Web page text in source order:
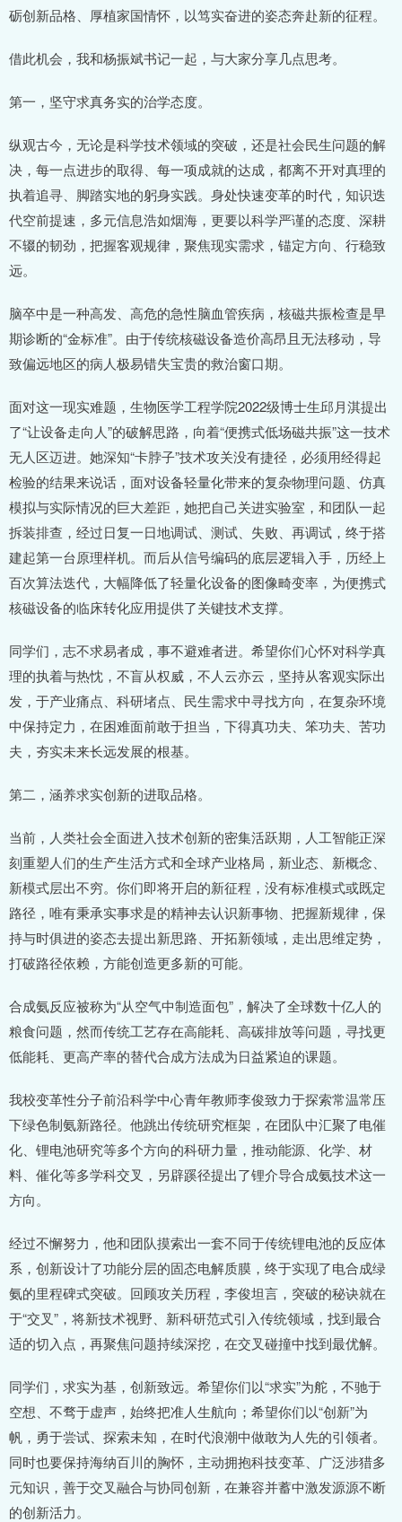
砺创新品格、厚植家国情怀，以笃实奋进的姿态奔赴新的征程。
借此机会，我和杨振斌书记一起，与大家分享几点思考。
第一，坚守求真务实的治学态度。
纵观古今，无论是科学技术领域的突破，还是社会民生问题的解
决，每一点进步的取得、每一项成就的达成，都离不开对真理的
执着追寻、脚踏实地的躬身实践。身处快速变革的时代，知识迭
代空前提速，多元信息浩如烟海，更要以科学严谨的态度、深耕
不辍的韧劲，把握客观规律，聚焦现实需求，锚定方向、行稳致
远。
脑卒中是一种高发、高危的急性脑血管疾病，核磁共振检查是早
期诊断的“金标准”。由于传统核磁设备造价高昂且无法移动，导
致偏远地区的病人极易错失宝贵的救治窗口期。
面对这一现实难题，生物医学工程学院2022级博士生邱月淇提出
了“让设备走向人”的破解思路，向着“便携式低场磁共振”这一技术
无人区迈进。她深知“卡脖子”技术攻关没有捷径，必须用经得起
检验的结果来说话，面对设备轻量化带来的复杂物理问题、仿真
模拟与实际情况的巨大差距，她把自己关进实验室，和团队一起
拆装排查，经过日复一日地调试、测试、失败、再调试，终于搭
建起第一台原理样机。而后从信号编码的底层逻辑入手，历经上
百次算法迭代，大幅降低了轻量化设备的图像畸变率，为便携式
核磁设备的临床转化应用提供了关键技术支撑。
同学们，志不求易者成，事不避难者进。希望你们心怀对科学真
理的执着与热忱，不盲从权威，不人云亦云，坚持从客观实际出
发，于产业痛点、科研堵点、民生需求中寻找方向，在复杂环境
中保持定力，在困难面前敢于担当，下得真功夫、笨功夫、苦功
夫，夯实未来长远发展的根基。
第二，涵养求实创新的进取品格。
当前，人类社会全面进入技术创新的密集活跃期，人工智能正深
刻重塑人们的生产生活方式和全球产业格局，新业态、新概念、
新模式层出不穷。你们即将开启的新征程，没有标准模式或既定
路径，唯有秉承实事求是的精神去认识新事物、把握新规律，保
持与时俱进的姿态去提出新思路、开拓新领域，走出思维定势，
打破路径依赖，方能创造更多新的可能。
合成氨反应被称为“从空气中制造面包”，解决了全球数十亿人的
粮食问题，然而传统工艺存在高能耗、高碳排放等问题，寻找更
低能耗、更高产率的替代合成方法成为日益紧迫的课题。
我校变革性分子前沿科学中心青年教师李俊致力于探索常温常压
下绿色制氨新路径。他跳出传统研究框架，在团队中汇聚了电催
化、锂电池研究等多个方向的科研力量，推动能源、化学、材
料、催化等多学科交叉，另辟蹊径提出了锂介导合成氨技术这一
方向。
经过不懈努力，他和团队摸索出一套不同于传统锂电池的反应体
系，创新设计了功能分层的固态电解质膜，终于实现了电合成绿
氨的里程碑式突破。回顾攻关历程，李俊坦言，突破的秘诀就在
于“交叉”，将新技术视野、新科研范式引入传统领域，找到最合
适的切入点，再聚焦问题持续深挖，在交叉碰撞中找到最优解。
同学们，求实为基，创新致远。希望你们以“求实”为舵，不驰于
空想、不骛于虚声，始终把准人生航向；希望你们以“创新”为
帆，勇于尝试、探索未知，在时代浪潮中做敢为人先的引领者。
同时也要保持海纳百川的胸怀，主动拥抱科技变革、广泛涉猎多
元知识，善于交叉融合与协同创新，在兼容并蓄中激发源源不断
的创新活力。